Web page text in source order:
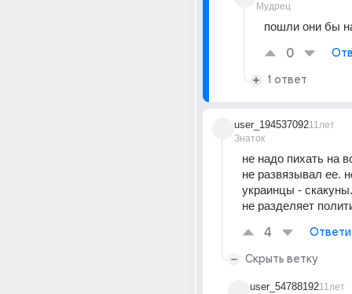
Мудрец
пошли они бы
0
1 ответ
user_194537092
Знаток
11лет
не надо пихать на
не развязывал ее.
украинцы -
не разделяет
4
Скрыть ветку
user_5478819211лет